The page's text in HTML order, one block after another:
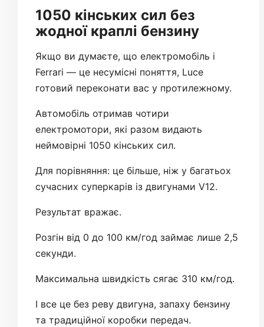
1050 кінських сил без
жодної краплі бензину
Якщо ви думаєте, що електромобіль і
Ferrari — це несумісні поняття, Luce
готовий переконати вас у протилежному.
Автомобіль отримав чотири
електромотори, які разом видають
неймовірні 1050 кінських сил.
Для порівняння: це більше, ніж у багатьох
сучасних суперкарів із двигунами V12.
Результат вражає.
Розгін від 0 до 100 км/год займає лише 2,5
секунди.
Максимальна швидкість сягає 310 км/год.
І все це без реву двигуна, запаху бензину
та традиційної коробки передач.